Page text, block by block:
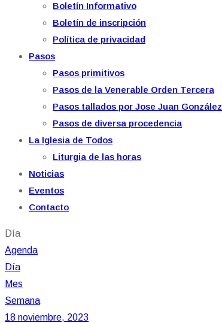
Boletín Informativo
Boletín de inscripción
Política de privacidad
Pasos
Pasos primitivos
Pasos de la Venerable Orden Tercera
Pasos tallados por Jose Juan González
Pasos de diversa procedencia
La Iglesia de Todos
Liturgia de las horas
Noticias
Eventos
Contacto
Día
Agenda
Día
Mes
Semana
18 noviembre, 2023